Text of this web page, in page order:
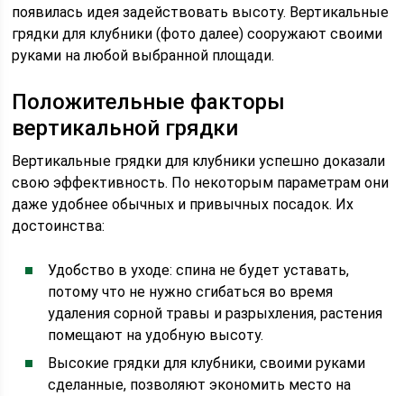
появилась идея задействовать высоту. Вертикальные
грядки для клубники (фото далее) сооружают своими
руками на любой выбранной площади.
Положительные факторы
вертикальной грядки
Вертикальные грядки для клубники успешно доказали
свою эффективность. По некоторым параметрам они
даже удобнее обычных и привычных посадок. Их
достоинства:
Удобство в уходе: спина не будет уставать,
потому что не нужно сгибаться во время
удаления сорной травы и разрыхления, растения
помещают на удобную высоту.
Высокие грядки для клубники, своими руками
сделанные, позволяют экономить место на